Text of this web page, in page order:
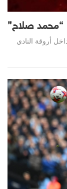
“محمد صلاح”
أروقة النادي